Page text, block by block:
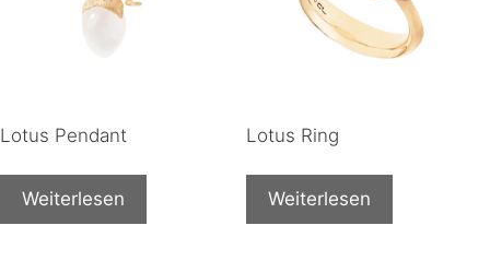
Lotus Pendant
Weiterlesen
Lotus Ring
Weiterlesen